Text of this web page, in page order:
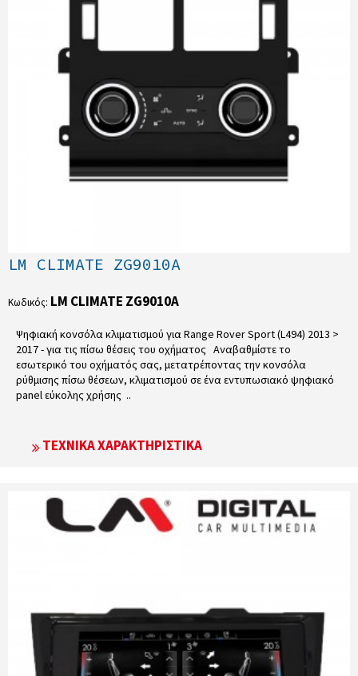
LM CLIMATE ZG9010A
Κωδικός: LM CLIMATE ZG9010A
Ψηφιακή κονσόλα κλιματισμού για Range Rover Sport (L494) 2013 >
2017 - για τις πίσω θέσεις του οχήματος Αναβαθμίστε το
εσωτερικό του οχήματός σας, μετατρέποντας την κονσόλα
ρύθμισης πίσω θέσεων, κλιματισμού σε ένα εντυπωσιακό ψηφιακό
panel εύκολης χρήσης ..
ΤΕΧΝΙΚΆ ΧΑΡΑΚΤΗΡΙΣΤΙΚΆ